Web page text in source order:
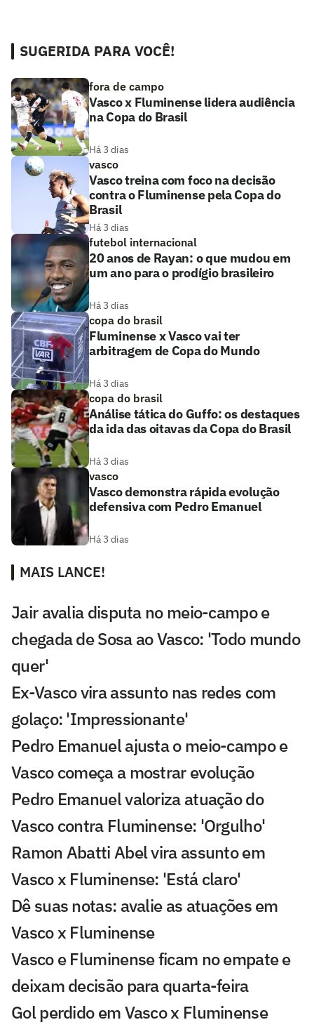
SUGERIDA PARA VOCÊ!
fora de campo
Vasco x Fluminense lidera audiência
na Copa do Brasil
Há 3 dias
vasco
Vasco treina com foco na decisão
contra o Fluminense pela Copa do
Brasil
Há 3 dias
futebol internacional
20 anos de Rayan: o que mudou em
um ano para o prodígio brasileiro
Há 3 dias
copa do brasil
Fluminense x Vasco vai ter
arbitragem de Copa do Mundo
Há 3 dias
copa do brasil
Análise tática do Guffo: os destaques
da ida das oitavas da Copa do Brasil
Há 3 dias
vasco
Vasco demonstra rápida evolução
defensiva com Pedro Emanuel
Há 3 dias
MAIS LANCE!
Jair avalia disputa no meio-campo e
chegada de Sosa ao Vasco: 'Todo mundo
quer'
Ex-Vasco vira assunto nas redes com
golaço: 'Impressionante'
Pedro Emanuel ajusta o meio-campo e
Vasco começa a mostrar evolução
Pedro Emanuel valoriza atuação do
Vasco contra Fluminense: 'Orgulho'
Ramon Abatti Abel vira assunto em
Vasco x Fluminense: 'Está claro'
Dê suas notas: avalie as atuações em
Vasco x Fluminense
Vasco e Fluminense ficam no empate e
deixam decisão para quarta-feira
Gol perdido em Vasco x Fluminense